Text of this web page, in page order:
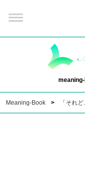
Meaning-Book 「それ